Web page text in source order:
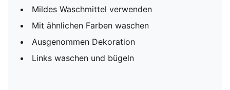
Mildes Waschmittel verwenden
Mit ähnlichen Farben waschen
Ausgenommen Dekoration
Links waschen und bügeln